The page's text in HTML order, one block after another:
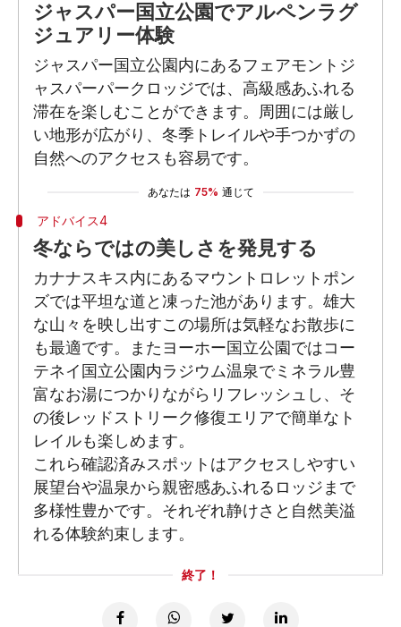
ジャスパー国立公園でアルペンラグ
ジュアリー体験
ジャスパー国立公園内にあるフェアモントジ
ャスパーパークロッジでは、高級感あふれる
滞在を楽しむことができます。周囲には厳し
い地形が広がり、冬季トレイルや手つかずの
自然へのアクセスも容易です。
あなたは 75% 通じて
アドバイス4
冬ならではの美しさを発見する
カナナスキス内にあるマウントロレットポン
ズでは平坦な道と凍った池があります。雄大
な山々を映し出すこの場所は気軽なお散歩に
も最適です。またヨーホー国立公園ではコー
テネイ国立公園内ラジウム温泉でミネラル豊
富なお湯につかりながらリフレッシュし、そ
の後レッドストリーク修復エリアで簡単なト
レイルも楽しめます。
これら確認済みスポットはアクセスしやすい
展望台や温泉から親密感あふれるロッジまで
多様性豊かです。それぞれ静けさと自然美溢
れる体験約束します。
終了！